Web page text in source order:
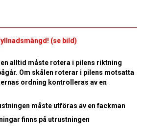
(se bild)
alltid måste rotera i pilens riktning
Om skålen roterar i pilens motsatta
ordning kontrolleras av en
måste utföras av en fackman
finns på utrustningen